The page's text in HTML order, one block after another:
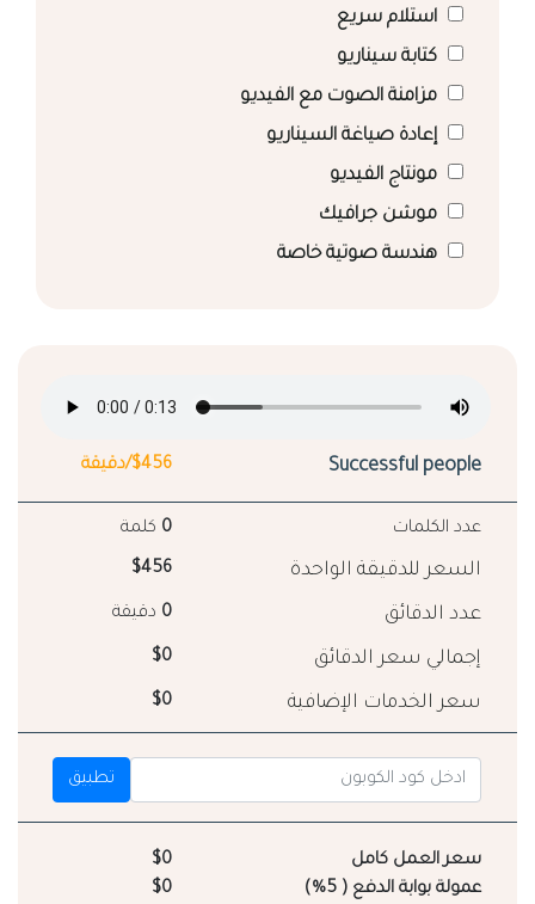
استلام سريع
كتابة سيناريو
مزامنة الصوت مع الفيديو
إعادة صياغة السيناريو
مونتاج الفيديو
موشن جرافيك
هندسة صوتية خاصة
Successful people $456/دقيقة
عدد الكلمات 0 كلمة
السعر للدقيقة الواحدة $456
عدد الدقائق 0 دقيقة
إجمالي سعر الدقائق $0
سعر الخدمات الإضافية $0
تطبيق
سعر العمل كامل
$0
عمولة بوابة الدفع ( 5%)
$0